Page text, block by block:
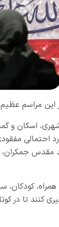
این مراسم
شهری، اسکان
جمکران،
کودکان،
قم موضوع را